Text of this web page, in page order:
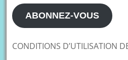
mail
ABONNEZ-VOUS
CONDITIONS D’UTILISATION